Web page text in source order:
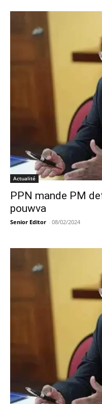
Actualité
PPN mande PM
pouwva
Senior Editor - 08/02/2024